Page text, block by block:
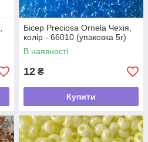
Бісер Preciosa Ornela Чехія,
колір - 66010 (упаковка 5г)
В наявності
12 ₴
Купити